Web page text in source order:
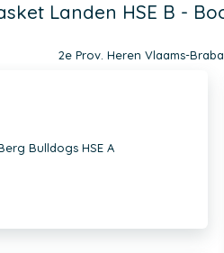
Landen HSE B -
2e Prov. Heren Vlaams-
Bulldogs HSE A